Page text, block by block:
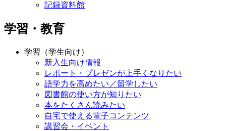
記録資料館
学習・教育
学習（学生向け）
新入生向け情報
レポート・プレゼンが上手くなりたい
語学力を高めたい／留学したい
図書館の使い方が知りたい
本をたくさん読みたい
自宅で使える電子コンテンツ
講習会・イベント